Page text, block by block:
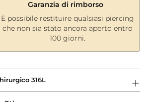
Garanzia di rimborso
È possibile restituire qualsiasi piercing
che non sia stato ancora aperto entro
100 giorni.
316L